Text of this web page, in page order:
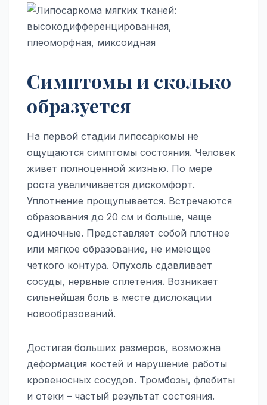
Симптомы и сколько
образуется
На первой стадии липосаркомы не
ощущаются симптомы состояния. Человек
живет полноценной жизнью. По мере
роста увеличивается дискомфорт.
Уплотнение прощупывается. Встречаются
образования до 20 см и больше, чаще
одиночные. Представляет собой плотное
или мягкое образование, не имеющее
четкого контура. Опухоль сдавливает
сосуды, нервные сплетения. Возникает
сильнейшая боль в месте дислокации
новообразований.
Достигая больших размеров, возможна
деформация костей и нарушение работы
кровеносных сосудов. Тромбозы, флебиты
и отеки – частый результат состояния.